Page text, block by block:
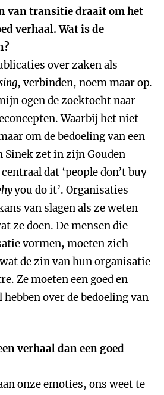
van transitie draait om het
verhaal. Wat is de
over zaken als
, verbinden, noem maar op.
ogen de zoektocht naar
Waarbij het niet
om de bedoeling van een
Sinek zet in zijn Gouden
dat ‘people don’t buy
you do it’. Organisaties
van slagen als ze weten
ze doen. De mensen die
vormen, moeten zich
de zin van hun organisatie
Ze moeten een goed en
over de bedoeling van
verhaal dan een goed
onze emoties, ons weet te